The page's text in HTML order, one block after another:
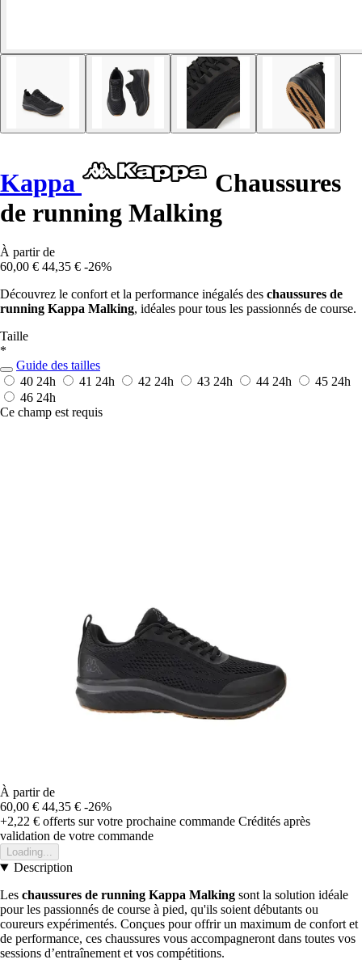
Kappa
Chaussures
de running Malking
À partir de
60,00 € 44,35 € -26%
Découvrez le confort et la performance inégalés des chaussures de
running Kappa Malking, idéales pour tous les passionnés de course.
Taille
*
Guide des tailles
40 24h 41 24h 42 24h 43 24h 44 24h 45 24h
46 24h
Ce champ est requis
À partir de
60,00 € 44,35 € -26%
+2,22 € offerts sur votre prochaine commande Crédités après
validation de votre commande
Loading...
Description
Les chaussures de running Kappa Malking sont la solution idéale
pour les passionnés de course à pied, qu'ils soient débutants ou
coureurs expérimentés. Conçues pour offrir un maximum de confort et
de performance, ces chaussures vous accompagneront dans toutes vos
sessions d’entraînement et vos compétitions.